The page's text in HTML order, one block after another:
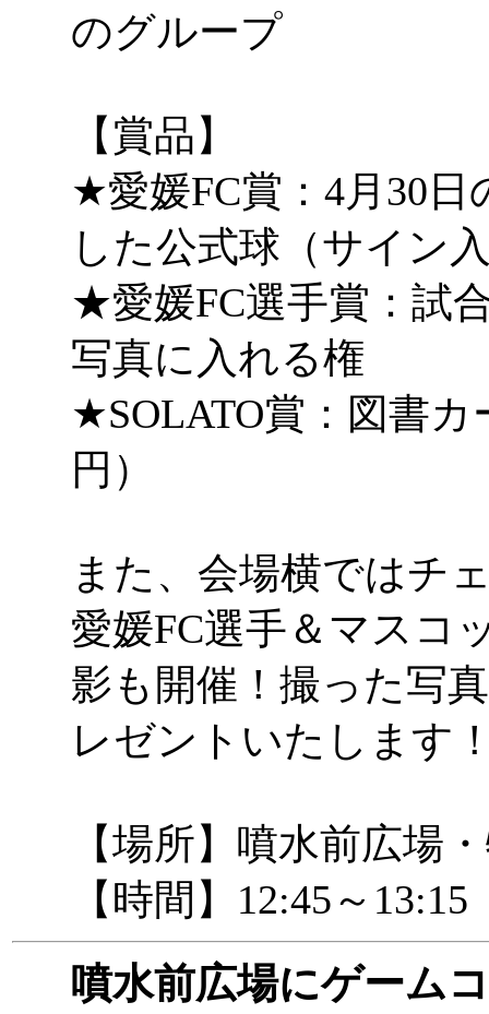
のグループ
【賞品】
★愛媛FC賞：4月30日
した公式球（サイン
★愛媛FC選手賞：試
写真に入れる権
★SOLATO賞：図書カ
円）
また、会場横ではチ
愛媛FC選手＆マスコ
影も開催！撮った写
レゼントいたします
【場所】噴水前広場
【時間】12:45～13:15
噴水前広場にゲーム